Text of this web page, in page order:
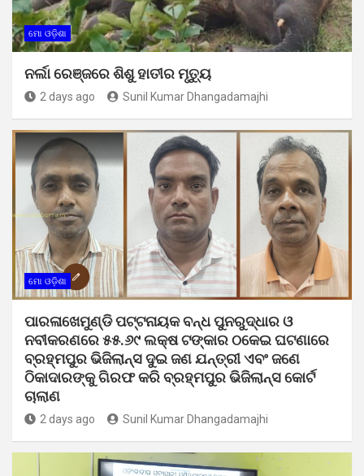
ମୋ ଓଡ଼ିଶା
ନର୍ଲା ରେଞ୍ଜରେ ଶିଶୁ ହାତୀର ମୃତ୍ୟୁ
2 days ago Sunil Kumar Dhangadamajhi
ମୋ ଓଡ଼ିଶା
ପାରଳାଖେମୁଣ୍ଡି ପଟ୍ଟନାୟକ ବନ୍ଧ ପୁନରୁଦ୍ଧାର ଓ
ନବୀକରଣରେ ୫୫.୬୯ ଲକ୍ଷ ଟଙ୍କାର ଠକେଇ ଘଟଣାରେ
ବ୍ରହ୍ମପୁର ଭିଜିଲାନ୍ସ ଦୁଇ ଜଣ ଯନ୍ତ୍ରୀ ଏବଂ ଜଣେ
ଠିକାଦାରଙ୍କୁ ଗିରଫ କରି ବ୍ରହ୍ମପୁର ଭିଜିଲାନ୍ସ କୋର୍ଟ
ଚାଲାଣ
2 days ago Sunil Kumar Dhangadamajhi